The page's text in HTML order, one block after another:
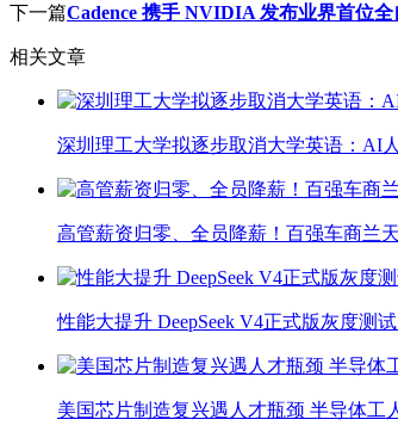
下一篇Cadence 携手 NVIDIA 发布业界首位
相关文章
深圳理工大学拟逐步取消大学英语：AI
高管薪资归零、全员降薪！百强车商兰
性能大提升 DeepSeek V4正式版灰度测
美国芯片制造复兴遇人才瓶颈 半导体工